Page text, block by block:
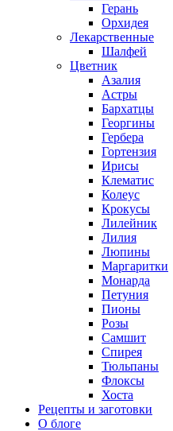
Герань
Орхидея
Лекарственные
Шалфей
Цветник
Азалия
Астры
Бархатцы
Георгины
Гербера
Гортензия
Ирисы
Клематис
Колеус
Крокусы
Лилейник
Лилия
Люпины
Маргаритки
Монарда
Петуния
Пионы
Розы
Самшит
Спирея
Тюльпаны
Флоксы
Хоста
Рецепты и заготовки
О блоге